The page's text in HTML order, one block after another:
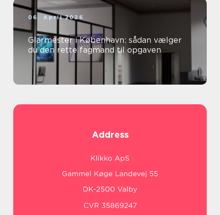
06. April 2026
Glarmester i København: sådan vælger
du den rette fagmand til opgaven
Address